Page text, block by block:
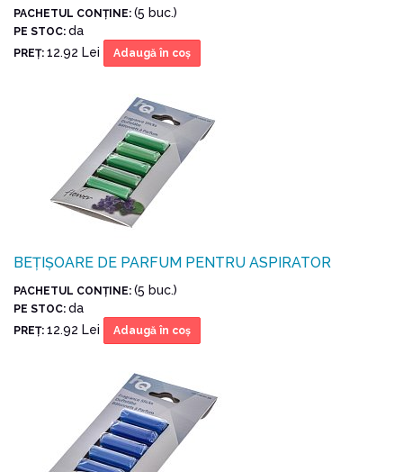
PACHETUL CONŢINE: (5 buc.)
PE STOC: da
PREŢ: 12.92 Lei Adaugă în coş
BEȚIȘOARE DE PARFUM PENTRU ASPIRATOR
PACHETUL CONŢINE: (5 buc.)
PE STOC: da
PREŢ: 12.92 Lei Adaugă în coş